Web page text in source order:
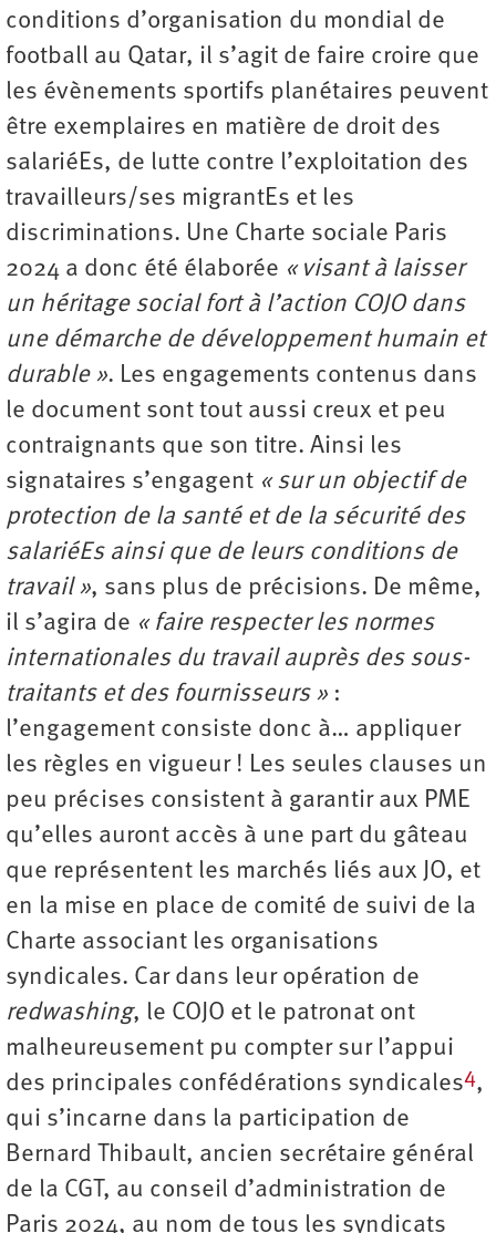
conditions d’organisation du mondial de
football au Qatar, il s’agit de faire croire que
les évènements sportifs planétaires peuvent
être exemplaires en matière de droit des
salariéEs, de lutte contre l’exploitation des
travailleurs/ses migrantEs et les
discriminations. Une Charte sociale Paris
2024 a donc été élaborée « visant à laisser
un héritage social fort à l’action COJO dans
une démarche de développement humain et
durable ». Les engagements contenus dans
le document sont tout aussi creux et peu
contraignants que son titre. Ainsi les
signataires s’engagent « sur un objectif de
protection de la santé et de la sécurité des
salariéEs ainsi que de leurs conditions de
travail », sans plus de précisions. De même,
il s’agira de « faire respecter les normes
internationales du travail auprès des sous-
traitants et des fournisseurs » :
l’engagement consiste donc à… appliquer
les règles en vigueur ! Les seules clauses un
peu précises consistent à garantir aux PME
qu’elles auront accès à une part du gâteau
que représentent les marchés liés aux JO, et
en la mise en place de comité de suivi de la
Charte associant les organisations
syndicales. Car dans leur opération de
redwashing, le COJO et le patronat ont
malheureusement pu compter sur l’appui
des principales confédérations syndicales4,
qui s’incarne dans la participation de
Bernard Thibault, ancien secrétaire général
de la CGT, au conseil d’administration de
Paris 2024, au nom de tous les syndicats